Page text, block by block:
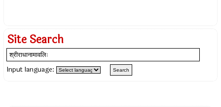
Site Search
Input language: